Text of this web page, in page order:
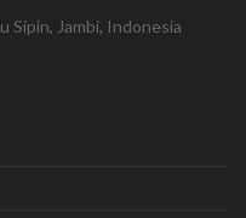
Sipin, Jambi, Indonesia